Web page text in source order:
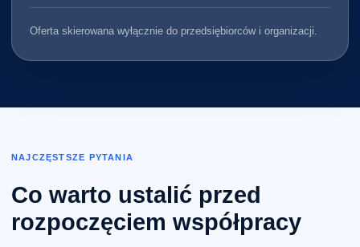
Oferta skierowana wyłącznie do przedsiębiorców i organizacji.
NAJCZĘSTSZE PYTANIA
Co warto ustalić przed
rozpoczęciem współpracy